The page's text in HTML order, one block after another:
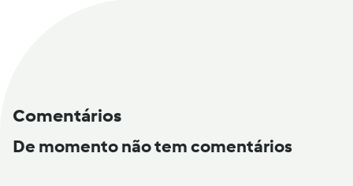
Comentários
De momento não tem comentários